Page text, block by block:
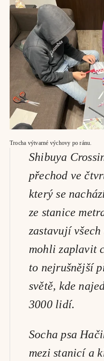
Trocha výtvarné výchovy po ránu.
Shibuya
přechod ve
který se
ze stanice
zastavují
mohli zaplavit
to nejrušnější
světě, kde
3000 lidí.
Socha psa
mezi stanicí a